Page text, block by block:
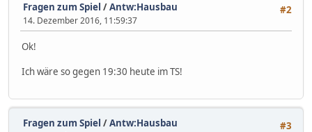
#2
Fragen zum Spiel /Antw:Hausbau
14. Dezember 2016, 11:59:37
Ok!
Ich wäre so gegen 19:30 heute im TS!
#3
Fragen zum Spiel /Antw:Hausbau